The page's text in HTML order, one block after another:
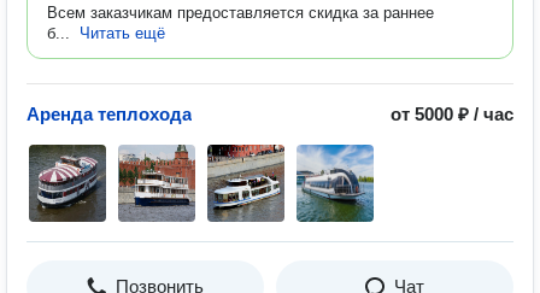
Всем заказчикам предоставляется скидка за раннее
б...
Читать ещё
Аренда теплохода от 5000 ₽ / час
Позвонить Чат